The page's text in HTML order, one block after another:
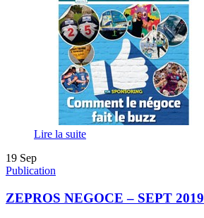
Lire la suite
19 Sep
Publication
ZEPROS NEGOCE – SEPT 2019